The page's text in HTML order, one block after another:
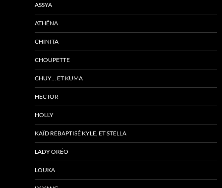
ASSYA
ATHÉNA
CHINITA
CHOUPETTE
CHUY… ET KUMA
HECTOR
HOLLY
KAÏD REBAPTISÉ KYLE, ET STELLA
LADY ORÉO
LOUKA